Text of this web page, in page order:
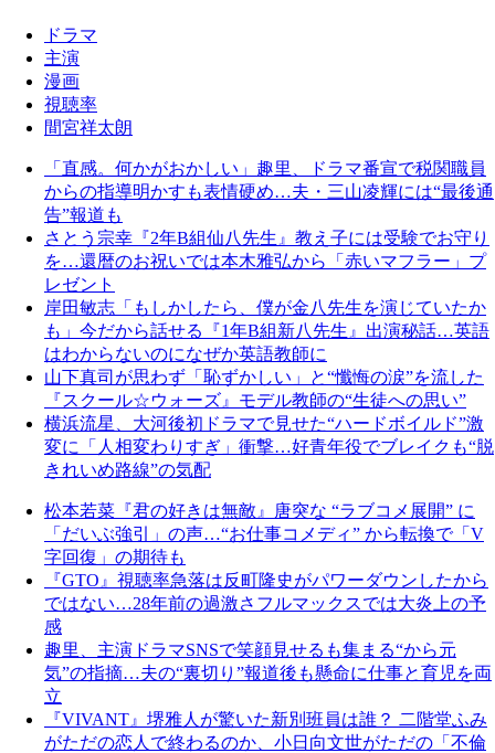
ドラマ
主演
漫画
視聴率
間宮祥太朗
「直感。何かがおかしい」趣里、ドラマ番宣で税関職員
からの指導明かすも表情硬め…夫・三山凌輝には“最後通
告”報道も
さとう宗幸『2年B組仙八先生』教え子には受験でお守り
を…還暦のお祝いでは本木雅弘から「赤いマフラー」プ
レゼント
岸田敏志「もしかしたら、僕が金八先生を演じていたか
も」今だから話せる『1年B組新八先生』出演秘話…英語
はわからないのになぜか英語教師に
山下真司が思わず「恥ずかしい」と“懺悔の涙”を流した
『スクール☆ウォーズ』モデル教師の“生徒への思い”
横浜流星、大河後初ドラマで見せた“ハードボイルド”激
変に「人相変わりすぎ」衝撃…好青年役でブレイクも“脱
きれいめ路線”の気配
松本若菜『君の好きは無敵』唐突な “ラブコメ展開” に
「だいぶ強引」の声…“お仕事コメディ” から転換で「V
字回復」の期待も
『GTO』視聴率急落は反町隆史がパワーダウンしたから
ではない…28年前の過激さフルマックスでは大炎上の予
感
趣里、主演ドラマSNSで笑顔見せるも集まる“から元
気”の指摘…夫の“裏切り”報道後も懸命に仕事と育児を両
立
『VIVANT』堺雅人が驚いた新別班員は誰？ 二階堂ふみ
がただの恋人で終わるのか、小日向文世がただの「不倫